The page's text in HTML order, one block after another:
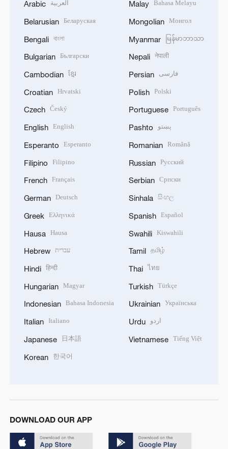
Arabic العربية
Belarusian Беларуская
Bengali বাংলা
Bulgarian Български
Cambodian ខ្មែរ
Croatian Hrvatski
Czech Český
English English
Esperanto Esperanto
Filipino Filipino
French Français
German Deutsch
Greek Ελληνικά
Hausa Hausa
Hebrew עברית
Hindi हिन्दी
Hungarian Magyar
Indonesian Bahasa Indonesia
Italian Italiano
Japanese 日本語
Korean 한국어
Malay Bahasa Melayu
Mongolian Монгол
Myanmar မြန်မာဘာသာ
Nepali नेपाली
Persian فارسی
Polish Polski
Portuguese Português
Pashto پښتو
Romanian Română
Russian Русский
Serbian Српски
Sinhala සිංහල
Spanish Español
Swahili Kiswahili
Tamil தமிழ்
Thai ไทย
Turkish Türkçe
Ukrainian Українська
Urdu اردو
Vietnamese Tiếng Việt
DOWNLOAD OUR APP